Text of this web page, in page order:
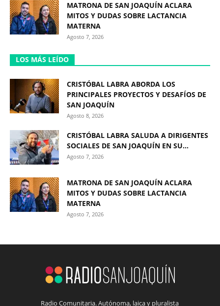
MATRONA DE SAN JOAQUÍN ACLARA
MITOS Y DUDAS SOBRE LACTANCIA
MATERNA
Agosto 7, 2026
LOS MÁS LEÍDO
CRISTÓBAL LABRA ABORDA LOS
PRINCIPALES PROYECTOS Y DESAFÍOS DE
SAN JOAQUÍN
Agosto 8, 2026
CRISTÓBAL LABRA SALUDA A DIRIGENTES
SOCIALES DE SAN JOAQUÍN EN SU...
Agosto 7, 2026
MATRONA DE SAN JOAQUÍN ACLARA
MITOS Y DUDAS SOBRE LACTANCIA
MATERNA
Agosto 7, 2026
Radio Comunitaria. Autónoma, laica y pluralista